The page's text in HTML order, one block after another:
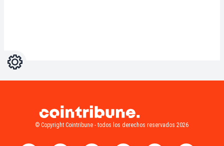
Ajustes
© Copyright Cointribune - todos los derechos reservados 2026